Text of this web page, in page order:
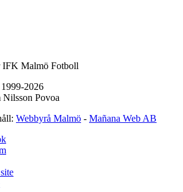
Malmö Fotboll
2026
Povoa
Webbyrå Malmö - Mañana Web AB